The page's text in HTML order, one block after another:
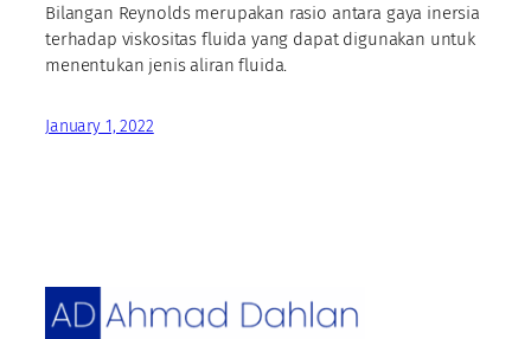
Bilangan Reynolds merupakan rasio antara gaya inersia
terhadap viskositas fluida yang dapat digunakan untuk
menentukan jenis aliran fluida.
January 1, 2022